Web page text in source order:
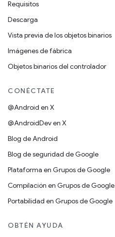
Requisitos
Descarga
Vista previa de los objetos binarios
Imágenes de fábrica
Objetos binarios del controlador
CONÉCTATE
@Android en X
@AndroidDev en X
Blog de Android
Blog de seguridad de Google
Plataforma en Grupos de Google
Compilación en Grupos de Google
Portabilidad en Grupos de Google
OBTÉN AYUDA